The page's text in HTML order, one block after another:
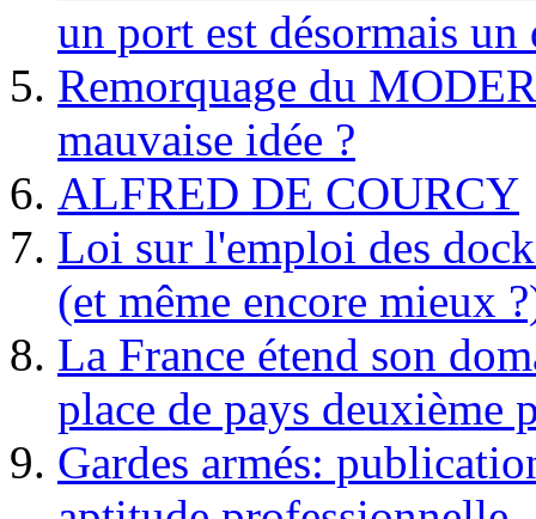
un port est désormais un
Remorquage du
mauvaise idée ?
ALFRED DE COURCY
Loi sur l'emploi des
(et même encore mieux
La France étend son
place de pays deuxième
Gardes armés: